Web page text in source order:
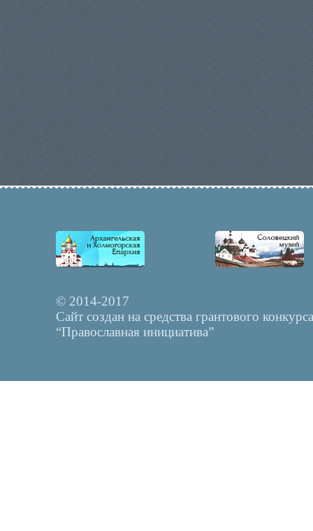
© 2014-2017
Сайт создан на средства грантового конкурса
“Православная инициатива”